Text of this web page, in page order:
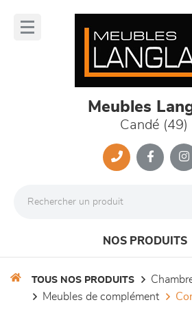
Meubles
Candé (49)
NOS PRODUITS
TOUS NOS PRODUITS
meubles de complément